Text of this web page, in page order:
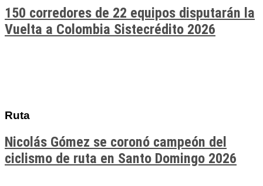
150 corredores de 22 equipos disputarán la
Vuelta a Colombia Sistecrédito 2026
Ruta
Nicolás Gómez se coronó campeón del
ciclismo de ruta en Santo Domingo 2026